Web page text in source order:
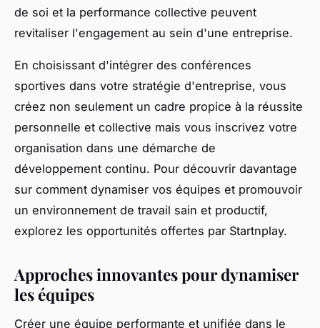
de soi et la performance collective peuvent
revitaliser l'engagement au sein d'une entreprise.
En choisissant d'intégrer des conférences
sportives dans votre stratégie d'entreprise, vous
créez non seulement un cadre propice à la réussite
personnelle et collective mais vous inscrivez votre
organisation dans une démarche de
développement continu. Pour découvrir davantage
sur comment dynamiser vos équipes et promouvoir
un environnement de travail sain et productif,
explorez les opportunités offertes par Startnplay.
Approches innovantes pour dynamiser
les équipes
Créer une équipe performante et unifiée dans le